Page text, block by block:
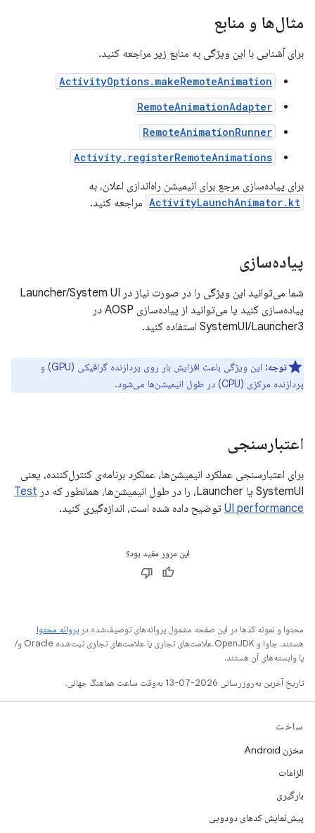
مثال‌ها و منابع
برای آشنایی با این ویژگی به منابع زیر مراجعه کنید.
ActivityOptions.makeRemoteAnimation
RemoteAnimationAdapter
RemoteAnimationRunner
Activity.registerRemoteAnimations
برای پیاده‌سازی مرجع برای انیمیشن راه‌اندازی اعلان، به
ActivityLaunchAnimator.kt مراجعه کنید.
پیاده‌سازی
شما می‌توانید این ویژگی را در صورت نیاز در Launcher/System UI
پیاده‌سازی کنید یا می‌توانید از پیاده‌سازی AOSP در
SystemUI/Launcher3 استفاده کنید.
توجه:
این ویژگی باعث افزایش بار روی پردازنده گرافیکی (GPU) و
پردازنده مرکزی (CPU) در طول انیمیشن‌ها می‌شود.
اعتبارسنجی
برای اعتبارسنجی عملکرد انیمیشن‌ها، عملکرد برنامه‌ی کنترل‌کننده، یعنی
SystemUI یا Launcher، را در طول انیمیشن‌ها، همانطور که در
Test
UI performance توضیح داده شده است، اندازه‌گیری کنید.
این مرور مفید بود؟
محتوا و نمونه کدها در این صفحه مشمول پروانه‌های توصیف‌شده در پروانه محتوا
هستند. جاوا و OpenJDK علامت‌های تجاری یا علامت‌های تجاری ثبت‌شده Oracle و/
یا وابسته‌های آن هستند.
تاریخ آخرین به‌روزرسانی 2026-07-13 به‌وقت ساعت هماهنگ جهانی.
ساخت
مخزن Android
الزامات
بارگیری
پیش‌نمایش کدهای دودویی